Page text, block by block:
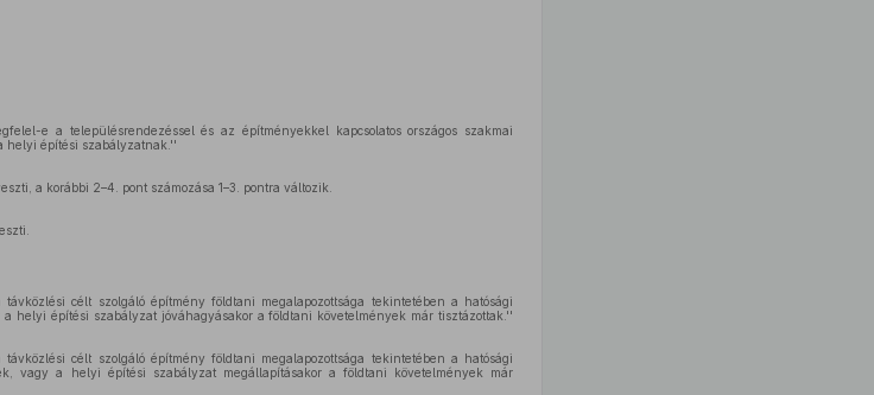
e a településrendezéssel és az építményekkel kapcsolatos országos szakmai
helyi építési szabályzatnak.''
a korábbi 2–4. pont számozása 1–3. pontra változik.
célt szolgáló építmény földtani megalapozottsága tekintetében a hatósági
helyi építési szabályzat jóváhagyásakor a földtani követelmények már tisztázottak.''
célt szolgáló építmény földtani megalapozottsága tekintetében a hatósági
vagy a helyi építési szabályzat megállapításakor a földtani követelmények már